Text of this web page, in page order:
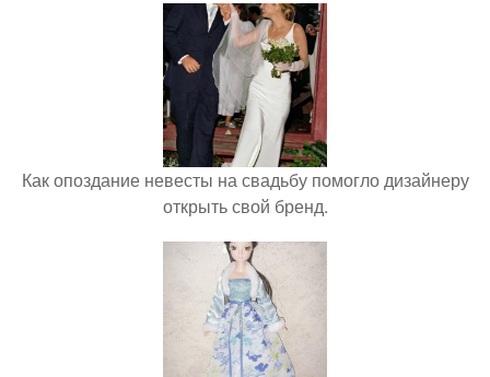
Как опоздание невесты на свадьбу помогло дизайнеру
открыть свой бренд.